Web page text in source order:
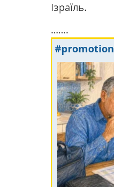
Ізраїль.
.......
#promotion